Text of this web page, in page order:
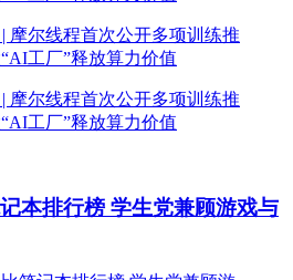
本排行榜 学生党兼顾游戏与